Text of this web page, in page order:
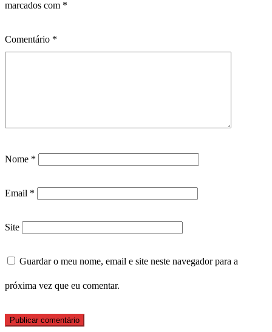
marcados com *
Comentário *
Nome *
Email *
Site
Guardar o meu nome, email e site neste navegador para a
próxima vez que eu comentar.